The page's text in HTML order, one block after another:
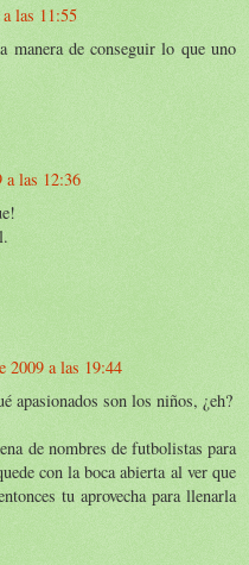
las 11:55
manera de conseguir lo que uno
a las 12:36
2009 a las 19:44
apasionados son los niños, ¿eh?
de nombres de futbolistas para
con la boca abierta al ver que
tu aprovecha para llenarla